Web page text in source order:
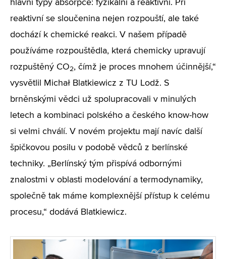
hlavní typy absorpce: fyzikální a reaktivní. Při
reaktivní se sloučenina nejen rozpouští, ale také
dochází k chemické reakci. V našem případě
používáme rozpouštědla, která chemicky upravují
rozpuštěný CO2, čímž je proces mnohem účinnější,“
vysvětlil Michał Blatkiewicz z TU Lodž. S
brněnskými vědci už spolupracovali v minulých
letech a kombinaci polského a českého know-how
si velmi chválí. V novém projektu mají navíc další
špičkovou posilu v podobě vědců z berlínské
techniky. „Berlínský tým přispívá odbornými
znalostmi v oblasti modelování a termodynamiky,
společně tak máme komplexnější přístup k celému
procesu,“ dodává Blatkiewicz.